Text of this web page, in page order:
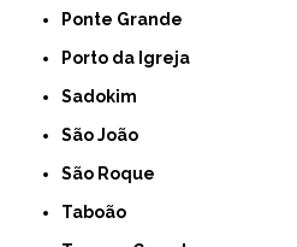
Ponte Grande
Porto da Igreja
Sadokim
São João
São Roque
Taboão